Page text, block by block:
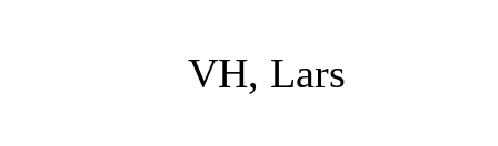
VH, Lars